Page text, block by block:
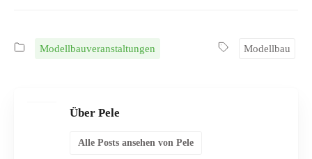
Modellbauveranstaltungen Modellbau
Über Pele
Alle Posts ansehen von Pele